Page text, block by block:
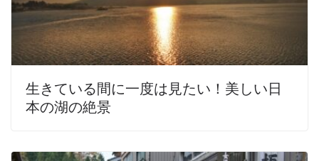
生きている間に一度は見たい！美しい日
本の湖の絶景